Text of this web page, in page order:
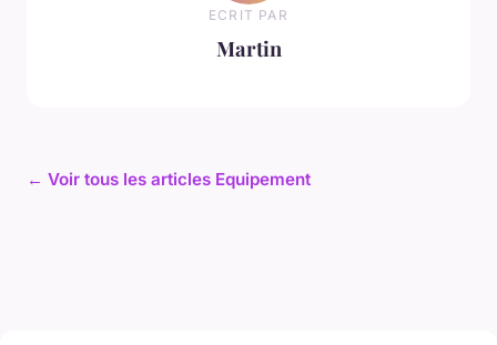
ECRIT PAR
Martin
← Voir tous les articles Equipement